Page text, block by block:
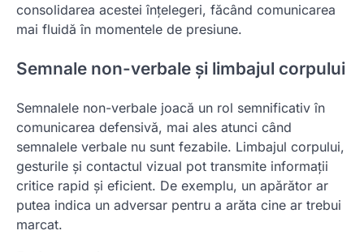
consolidarea acestei înțelegeri, făcând comunicarea
mai fluidă în momentele de presiune.
Semnale non-verbale și limbajul corpului
Semnalele non-verbale joacă un rol semnificativ în
comunicarea defensivă, mai ales atunci când
semnalele verbale nu sunt fezabile. Limbajul corpului,
gesturile și contactul vizual pot transmite informații
critice rapid și eficient. De exemplu, un apărător ar
putea indica un adversar pentru a arăta cine ar trebui
marcat.